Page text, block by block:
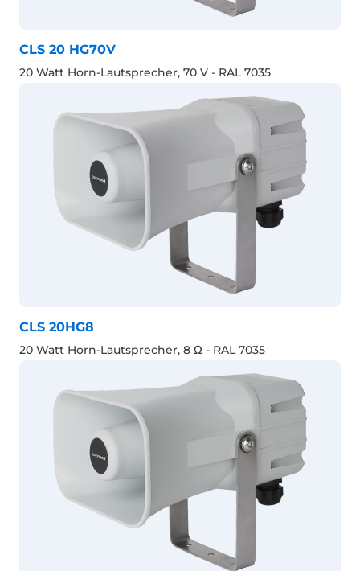
CLS 20 HG70V
20 Watt Horn-Lautsprecher, 70 V - RAL 7035
CLS 20HG8
20 Watt Horn-Lautsprecher, 8 Ω - RAL 7035